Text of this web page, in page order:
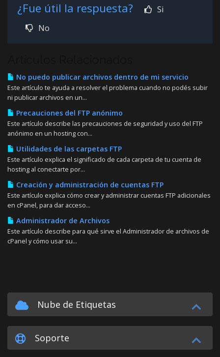
¿Fue útil la respuesta?
Si
No
No puedo publicar archivos dentro de mi servicio
Este artículo te ayuda a resolver el problema cuando no podés subir
ni publicar archivos en un...
Precauciones del FTP anónimo
Este artículo describe las precauciones de seguridad y uso del FTP
anónimo en un hosting con...
Utilidades de las carpetas FTP
Este artículo explica el significado de cada carpeta de tu cuenta de
hosting al conectarte por...
Creación y administración de cuentas FTP
Este artículo explica cómo crear y administrar cuentas FTP adicionales
en cPanel, para dar acceso...
Administrador de Archivos
Este artículo describe para qué sirve el Administrador de archivos de
cPanel y cómo usar su...
Nube de Etiquetas
Soporte